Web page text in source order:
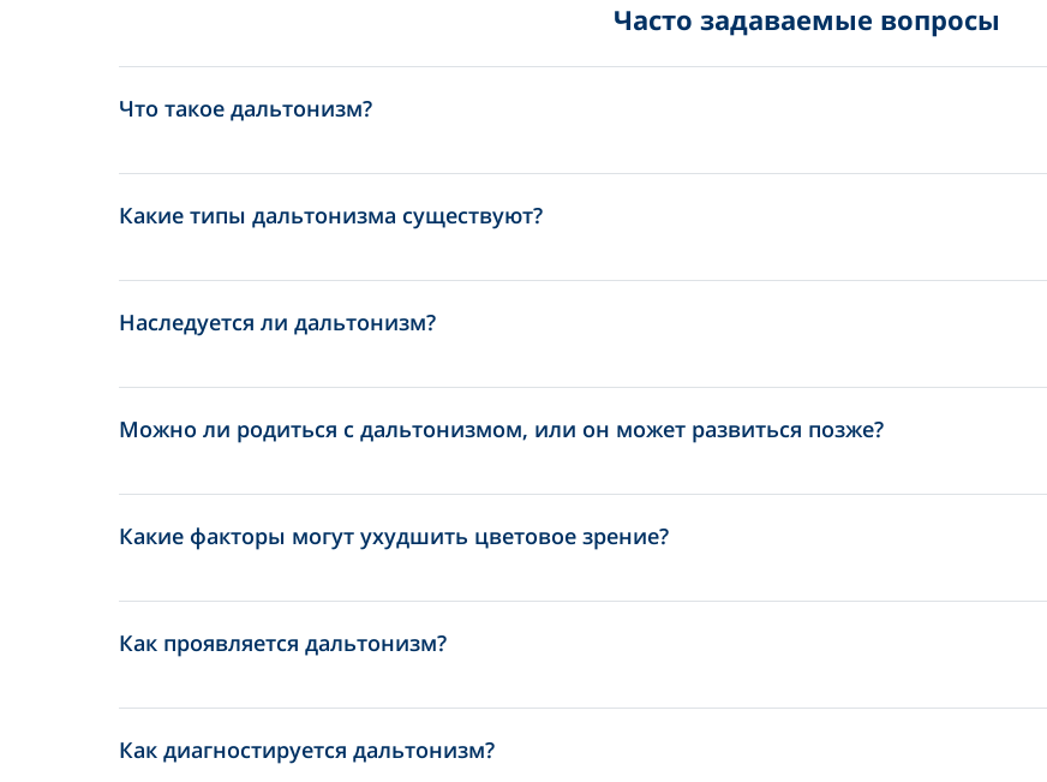
Часто задаваемые вопросы
Что такое дальтонизм?
Какие типы дальтонизма существуют?
Наследуется ли дальтонизм?
Можно ли родиться с дальтонизмом, или он может развиться позже?
Какие факторы могут ухудшить цветовое зрение?
Как проявляется дальтонизм?
Как диагностируется дальтонизм?